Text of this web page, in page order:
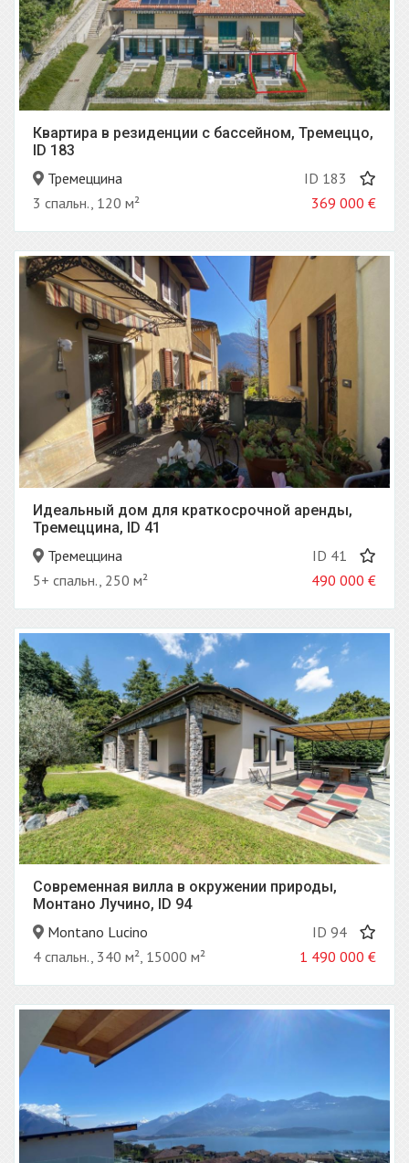
Квартира в резиденции с бассейном, Тремеццо,
ID 183
Тремеццина
ID 183
3 спальн., 120 м²
369 000 €
Идеальный дом для краткосрочной аренды,
Тремеццина, ID 41
Тремеццина
ID 41
5+ спальн., 250 м²
490 000 €
Современная вилла в окружении природы,
Монтано Лучино, ID 94
Montano Lucino
ID 94
4 спальн., 340 м², 15000 м²
1 490 000 €